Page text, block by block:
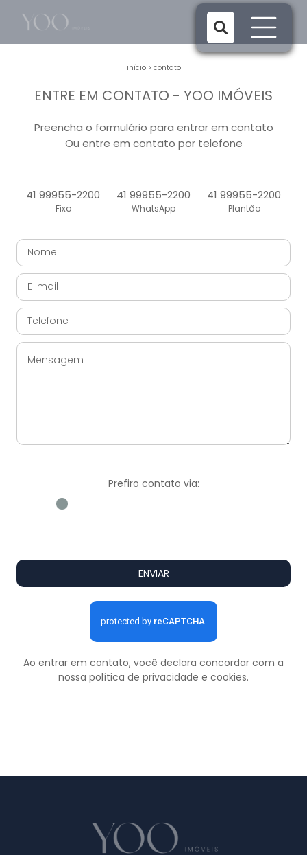
início> contato
ENTRE EM CONTATO - YOO IMÓVEIS
Preencha o formulário para entrar em contato
Ou entre em contato por telefone
41 99955-2200
Fixo
41 99955-2200
WhatsApp
41 99955-2200
Plantão
Prefiro contato via:
ENVIAR
Ao entrar em contato, você declara concordar com a
nossa política de privacidade e cookies.